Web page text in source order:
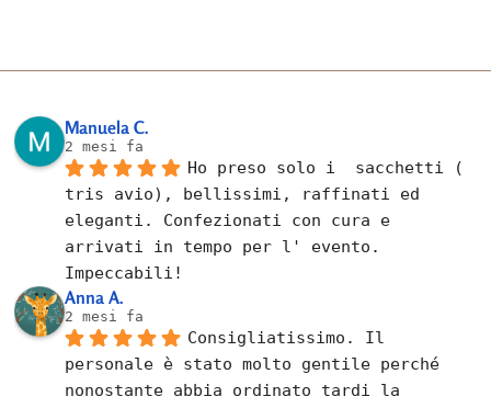
Manuela C.
2 mesi fa
Ho preso solo i  sacchetti (
tris avio), bellissimi, raffinati ed
eleganti. Confezionati con cura e
arrivati in tempo per l' evento.
Impeccabili!
Anna A.
2 mesi fa
Consigliatissimo. Il
personale è stato molto gentile perché
nonostante abbia ordinato tardi la